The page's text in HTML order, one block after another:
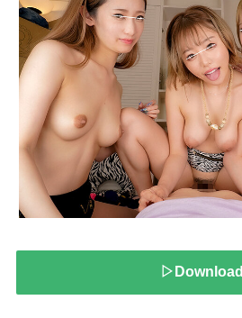
▷Download